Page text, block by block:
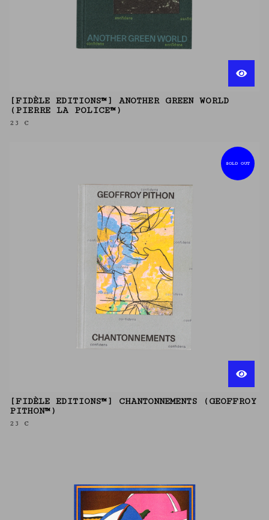
[FIDÈLE EDITIONS™] ANOTHER GREEN WORLD
(PIERRE LA POLICE™)
23 €
SOLD OUT
[FIDÈLE EDITIONS™] CHANTONNEMENTS (GEOFFROY
PITHON™)
23 €